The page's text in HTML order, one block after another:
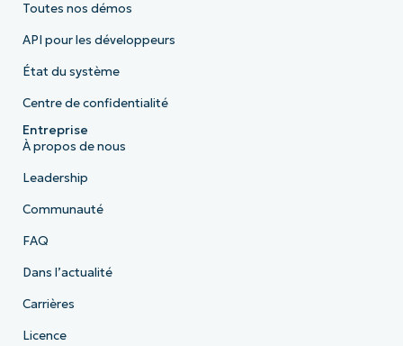
Toutes nos démos
API pour les développeurs
État du système
Centre de confidentialité
Entreprise
À propos de nous
Leadership
Communauté
FAQ
Dans l’actualité
Carrières
Licence